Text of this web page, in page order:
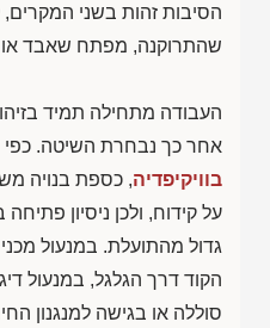
הסיבות זהות בשני
שהתרוקנה, מפתח שאבד או
העבודה מתחילה תמיד
אחר כך נבחרת השיטה.
בוויקיפדיה, כספת בנויה
על קידוח, ולכן ניסיון
גדול מהתועלת. במנעול
הקוד דרך הגלגל, במנעול
סוללה או בגישה למנגנון